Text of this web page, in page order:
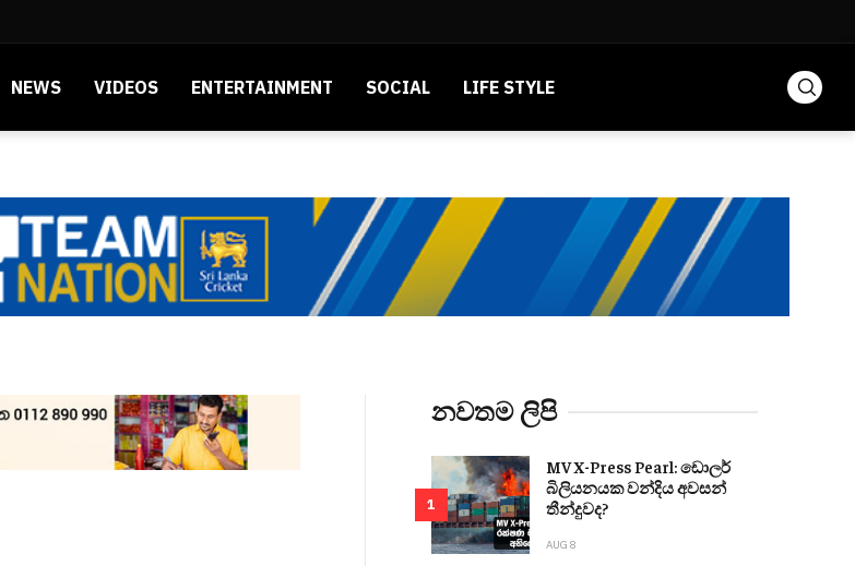
NEWS VIDEOS ENTERTAINMENT SOCIAL LIFE STYLE
නවතම ලිපි
1
MV X-Press Pearl: ඩොලර්
බිලියනයක වන්දිය අවසන්
තීන්දුවද?
AUG 8